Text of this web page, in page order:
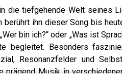
die tiefgehende Welt seines
berührt ihn dieser Song bis
bin ich?“ oder „Was ist
begleitet. Besonders
Resonanzfelder und
prägend Musik in